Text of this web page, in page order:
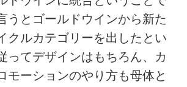
うとゴールドウインから新た
クルカテゴリーを出したとい
ってデザインはもちろん、カ
モーションのやり方も母体と